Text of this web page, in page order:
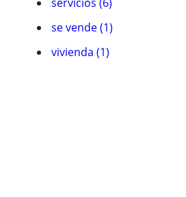
se vende (1)
vivienda (1)